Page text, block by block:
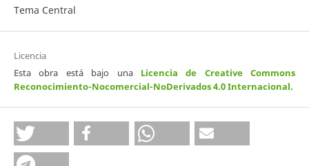
Tema Central
Licencia
Esta obra está bajo una Licencia de Creative Commons
Reconocimiento-Nocomercial-NoDerivados 4.0 Internacional.